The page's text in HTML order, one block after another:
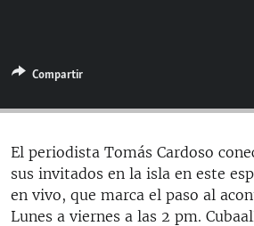
ESPECIALES
LA REALIDAD DE LA VIVIENDA EN
SER VIEJO EN CUBA
KENTU-CUBANO
LOS SANTOS DE HIALEAH
MULTIMEDIA
EDITORIALES
SÍGUENOS
Compartir
El periodista Tomás Cardoso
sus invitados en la isla en este
en vivo, que marca el paso al
Lunes a viernes a las 2 pm.